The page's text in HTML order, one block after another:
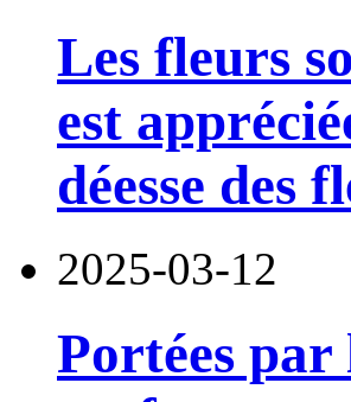
Les fleurs
est
déesse des
2025-03-12
Portées par